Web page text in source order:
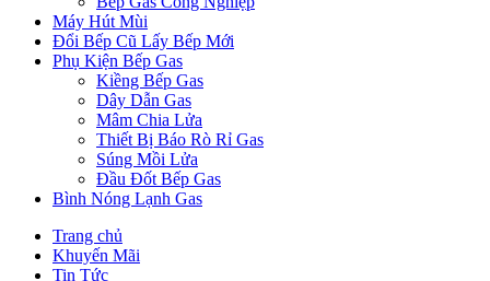
Máy Hút Mùi
Đổi Bếp Cũ Lấy Bếp Mới
Phụ Kiện Bếp Gas
Kiềng Bếp Gas
Dây Dẫn Gas
Mâm Chia Lửa
Thiết Bị Báo Rò Rỉ Gas
Súng Mồi Lửa
Đầu Đốt Bếp Gas
Bình Nóng Lạnh Gas
Trang chủ
Khuyến Mãi
Tin Tức